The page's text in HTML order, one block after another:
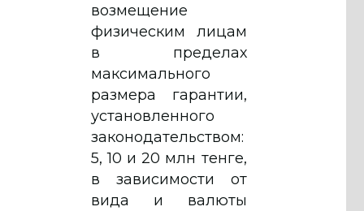
возмещение
физическим лицам
в пределах
максимального
размера гарантии,
установленного
законодательством:
5, 10 и 20 млн тенге,
в зависимости от
вида и валюты